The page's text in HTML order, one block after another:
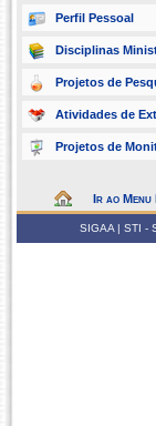
Perfil Pessoal
Disciplinas
Projetos de
Atividades de
Projetos de
Ir ao Menu
SIGAA | STI -